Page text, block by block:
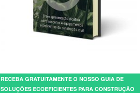
RECEBA GRATUITAMENTE O NOSSO GUIA DE
SOLUÇÕES ECOEFICIENTES PARA CONSTRUÇÃO